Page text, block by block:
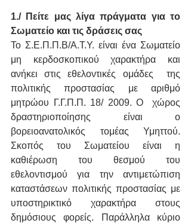
1./ Πείτε μας λίγα πράγματα για το
Σωματείο και τις δράσεις σας
Το Σ.Ε.Π.Π.Β/Α.Τ.Υ. είναι ένα Σωματείο
μη κερδοσκοπικού χαρακτήρα και
ανήκει στις εθελοντικές ομάδες  της
πολιτικής προστασίας με αριθμό
μητρώου Γ.Γ.Π.Π. 18/ 2009. Ο  χώρος
δραστηριοποίησης είναι ο
βορειοανατολικός τομέας Υμηττού.
Σκοπός του Σωματείου είναι η
καθιέρωση του θεσμού του
εθελοντισμού για την αντιμετώπιση
καταστάσεων πολιτικής προστασίας με
υποστηρικτικό χαρακτήρα στους
δημόσιους φορείς. Παράλληλα κύριο